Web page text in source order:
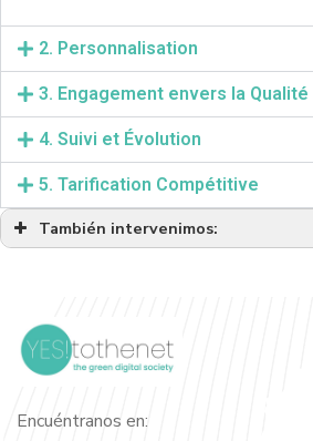
2. Personnalisation
3. Engagement envers la Qualité
4. Suivi et Évolution
5. Tarification Compétitive
También intervenimos:
Agencia de comunicaciones Beni
Agencia de comunicaciones de
Agencia de Comunicación de El Aaiún
Encuéntranos en: